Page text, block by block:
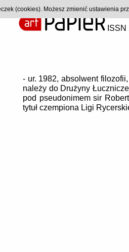
- ur. 1982, absolwent
należy do Drużyny
pod pseudonimem sir
tytuł czempiona Ligi
(cookies). Możesz zmienić ustawienia